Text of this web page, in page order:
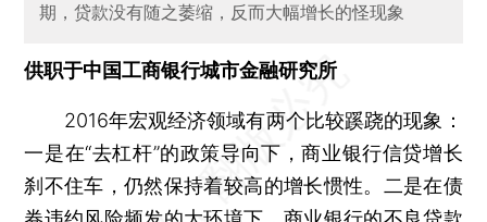
期，贷款没有随之萎缩，反而大幅增长的怪现象
供职于中国工商银行城市金融研究所
2016年宏观经济领域有两个比较蹊跷的现象：
一是在“去杠杆”的政策导向下，商业银行信贷增长
刹不住车，仍然保持着较高的增长惯性。二是在债